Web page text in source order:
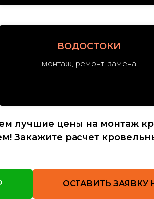
ВОДОСТОКИ
монтаж, ремонт, замена
лучшие цены на монтаж
Закажите расчет
ОСТАВИТЬ ЗАЯВКУ